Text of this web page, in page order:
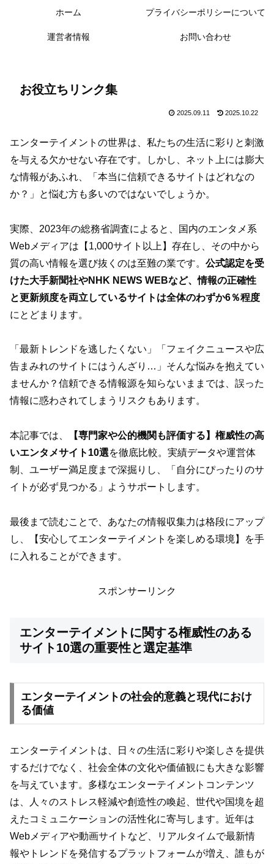
ホーム プライバシーポリシーについて
運営者情報 お問い合わせ
お役立ちリンク集
2025.09.11 2025.10.22
エンターテイメントの世界は、私たちの生活に彩りと刺激
を与える欠かせない存在です。しかし、ネット上には膨大
な情報があふれ、「本当に信頼できるサイトはどれなの
か？」と悩む方も多いのではないでしょうか。
実際、2023年の総務省調査によると、国内のエンタメ系
Webメディアは【1,000サイト以上】存在し、その中から
質の高い情報を選び抜くのは至難の業です。 公式認定を受
けた大手新聞社やNHK NEWS WEBなど、情報の正確性
と更新頻度を両立しているサイトは全体のわずか6％程度
にとどまります。
「最新トレンドを逃したくない」「フェイクニュースや広
告まみれのサイトにはうんざり…」そんな悩みを抱えてい
ませんか？信頼できる情報源を知らないままでは、誤った
情報に惑わされてしまうリスクもあります。
本記事では、
【専門家や公的機関も評価する】権威性の高
いエンタメサイト10選を徹底比較。実績データや運営体
制、ユーザー満足度まで深掘りし、「自分にぴったりのサ
イトが必ず見つかる」ようサポートします。
最後まで読むことで、あなたの情報収集力は格段にアップ
し、【安心してエンターテイメントを楽しめる環境】を手
に入れることができます。
スポンサーリンク
エンターテイメントに関する権威性のある
サイト10選の重要性と選定基準
エンターテイメントの社会的意義と現代におけ
る価値
エンターテイメントは、日々の生活に彩りや楽しさを提供
するだけでなく、社会全体の文化や価値観にも大きな影響
を与えています。多様なエンターテイメントコンテンツ
は、人々のストレス軽減や創造性の喚起、世代や国境を超
えたコミュニケーションの活性化に寄与します。近年は
Webメディアや動画サイトなど、リアルタイムで最新情
報やトレンドを発信するプラットフォームが増え、誰もが